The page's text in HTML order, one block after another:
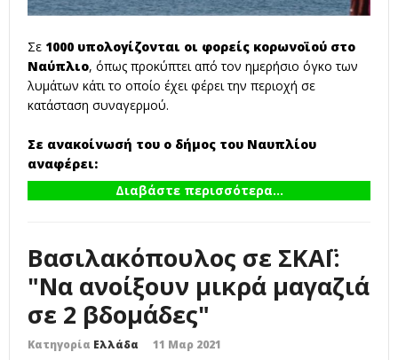
Σε 1000 υπολογίζονται οι φορείς κορωνοϊού στο
Ναύπλιο, όπως προκύπτει από τον ημερήσιο όγκο των
λυμάτων κάτι το οποίο έχει φέρει την περιοχή σε
κατάσταση συναγερμού.
Σε ανακοίνωσή του ο δήμος του Ναυπλίου
αναφέρει:
Διαβάστε περισσότερα...
Βασιλακόπουλος σε ΣΚΑΪ:
"Να ανοίξουν μικρά μαγαζιά
σε 2 βδομάδες"
Κατηγορία Ελλάδα 11 Μαρ 2021